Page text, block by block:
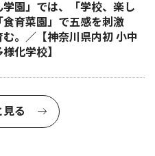
園」では、「学校、楽し
食育菜園」で五感を刺激
む。／【神奈川県内初 小中
化学校】
見る